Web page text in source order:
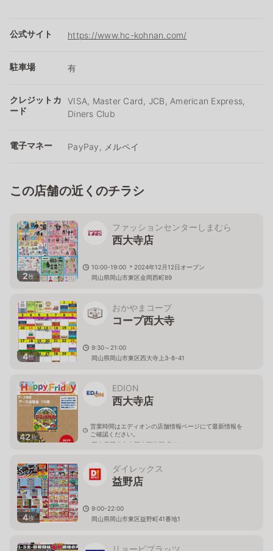
公式サイト https://www.hc-kohnan.com/
駐車場 有
クレジットカ
ード
VISA, Master Card, JCB, American Express,
Diners Club
電子マネー PayPay, メルペイ
この店舗の近くのチラシ
2枚
ファッションセンターしまむら
西大寺店
10:00-19:00 ＊2024年12月12日オープン
岡山県岡山市東区金岡西町89
4枚
おかやまコープ
コープ西大寺
9:30～21:00
岡山県岡山市東区西大寺上3-8-41
42枚
EDION
西大寺店
営業時間はエディオンの店舗情報ページにて最新情報を
ご確認ください。
岡山県岡山市東区東区松新町164-1
4枚
ダイレックス
益野店
9:00-22:00
岡山県岡山市東区益野町41番地1
リョービプラッツ